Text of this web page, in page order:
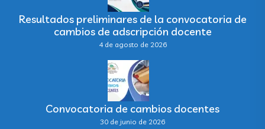
Resultados preliminares de la convocatoria de
cambios de adscripción docente
4 de agosto de 2026
Convocatoria de cambios docentes
30 de junio de 2026